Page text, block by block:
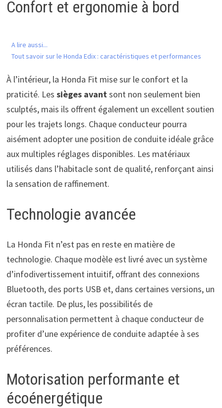
Confort et ergonomie à bord
A lire aussi...
Tout savoir sur le Honda Edix : caractéristiques et performances
À l’intérieur, la Honda Fit mise sur le confort et la
praticité. Les sièges avantsont non seulement bien
sculptés, mais ils offrent également un excellent soutien
pour les trajets longs. Chaque conducteur pourra
aisément adopter une position de conduite idéale grâce
aux multiples réglages disponibles. Les matériaux
utilisés dans l’habitacle sont de qualité, renforçant ainsi
la sensation de raffinement.
Technologie avancée
La Honda Fit n’est pas en reste en matière de
technologie. Chaque modèle est livré avec un système
d’infodivertissement intuitif, offrant des connexions
Bluetooth, des ports USB et, dans certaines versions, un
écran tactile. De plus, les possibilités de
personnalisation permettent à chaque conducteur de
profiter d’une expérience de conduite adaptée à ses
préférences.
Motorisation performante et
écoénergétique